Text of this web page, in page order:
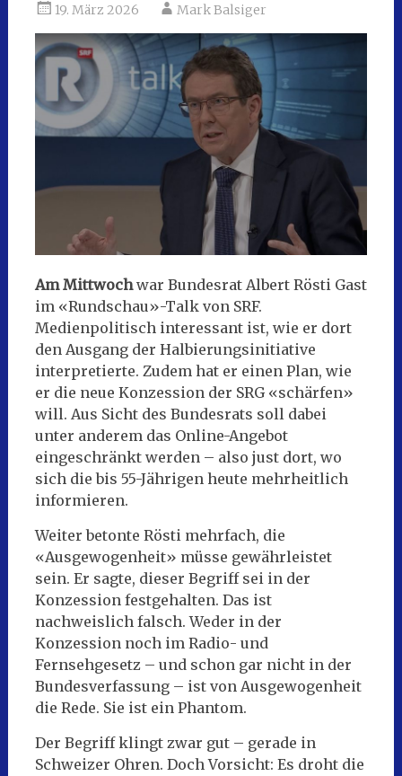
19. März 2026 Mark Balsiger
Am Mittwochwar Bundesrat Albert Rösti Gast
im «Rundschau»-Talk von SRF.
Medienpolitisch interessant ist, wie er dort
den Ausgang der Halbierungsinitiative
interpretierte. Zudem hat er einen Plan, wie
er die neue Konzession der SRG «schärfen»
will. Aus Sicht des Bundesrats soll dabei
unter anderem das Online-Angebot
eingeschränkt werden – also just dort, wo
sich die bis 55-Jährigen heute mehrheitlich
informieren.
Weiter betonte Rösti mehrfach, die
«Ausgewogenheit» müsse gewährleistet
sein. Er sagte, dieser Begriff sei in der
Konzession festgehalten. Das ist
nachweislich falsch. Weder in der
Konzession noch im Radio- und
Fernsehgesetz – und schon gar nicht in der
Bundesverfassung – ist von Ausgewogenheit
die Rede. Sie ist ein Phantom.
Der Begriff klingt zwar gut – gerade in
Schweizer Ohren. Doch Vorsicht: Es droht die